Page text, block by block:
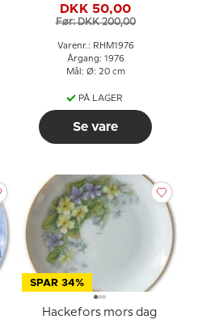
DKK 50,00
Før: DKK 200,00
Varenr.: RHM1976
Årgang: 1976
Mål: Ø: 20 cm
PÅ LAGER
Se vare
SPAR 34%
Hackefors mors dag